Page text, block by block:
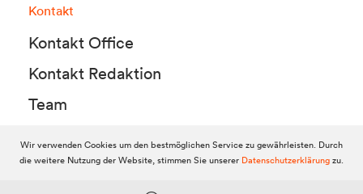
Kontakt
Kontakt Office
Kontakt Redaktion
Team
© 2010-2026 Dolomitenstadt.at
Wir verwenden Cookies um den bestmöglichen Service zu gewährleisten. Durch
die weitere Nutzung der Website, stimmen Sie unserer Datenschutzerklärungzu.